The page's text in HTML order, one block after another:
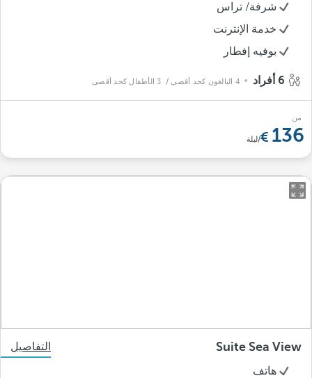
شرفة/ تراس
خدمة الإنترنت
بوفيه إفطار
4 البالغون كحد أقصى / 3 الأطفال كحد أقصى
من
136 /ليلة
Suite Sea View
التفاصيل
هاتف